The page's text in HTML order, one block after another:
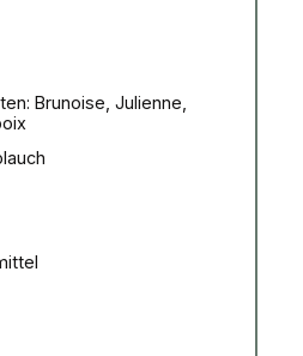
Brunoise, Julienne,